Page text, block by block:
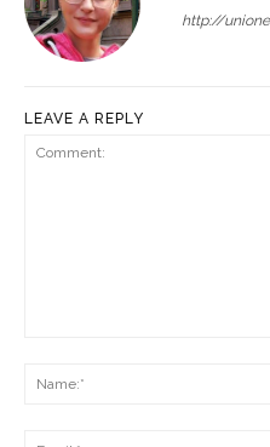
http://
LEAVE A REPLY